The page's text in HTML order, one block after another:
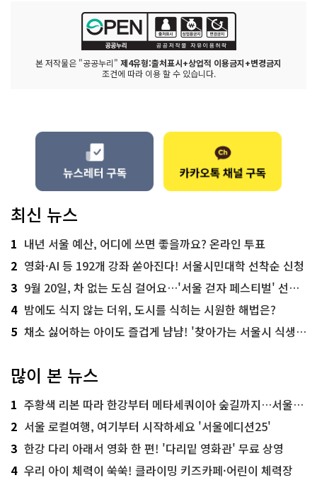
본 저작물은 "공공누리" 제4유형:출처표시+상업적 이용금지+변경금지
조건에 따라 이용 할 수 있습니다.
최신 뉴스
1 내년 서울 예산, 어디에 쓰면 좋을까요? 온라인 투표
2 영화·AI 등 192개 강좌 쏟아진다! 서울시민대학 선착순 신청
3 9월 20일, 차 없는 도심 걸어요…'서울 걷자 페스티벌' 선착순 5천명
4 밤에도 식지 않는 더위, 도시를 식히는 시원한 해법은?
5 채소 싫어하는 아이도 즐겁게 냠냠! '찾아가는 서울시 식생활 교육' 현장
많이 본 뉴스
1 주황색 리본 따라 한강부터 메타세쿼이아 숲길까지…서울둘레길 15코스
2 서울 로컬여행, 여기부터 시작하세요 '서울에디션25'
3 한강 다리 아래서 영화 한 편! '다리밑 영화관' 무료 상영
4 우리 아이 체력이 쑥쑥! 클라이밍 키즈카페·어린이 체력장